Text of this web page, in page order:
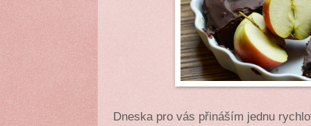
Dneska pro vás přináším jednu